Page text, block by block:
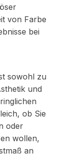
von Farbe
bei
sowohl zu
und
ob Sie
oder
wollen,
an